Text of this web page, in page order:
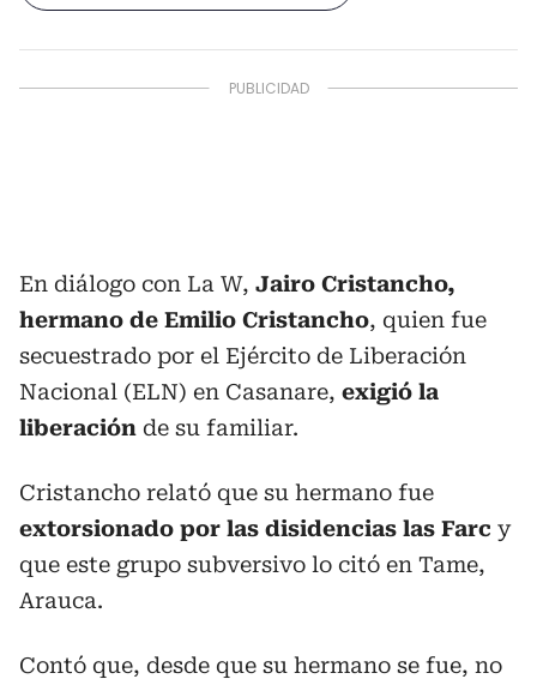
En diálogo con La W, Jairo Cristancho,
hermano de Emilio Cristancho, quien fue
secuestrado por el Ejército de Liberación
Nacional (ELN) en Casanare, exigió la
liberación de su familiar.
Cristancho relató que su hermano fue
extorsionado por las disidencias las Farc y
que este grupo subversivo lo citó en Tame,
Arauca.
Contó que, desde que su hermano se fue, no